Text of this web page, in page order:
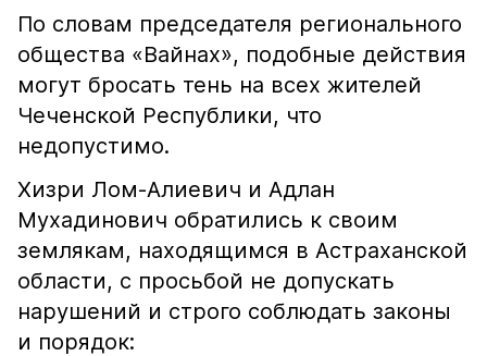
По словам председателя регионального
общества «Вайнах», подобные действия
могут бросать тень на всех жителей
Чеченской Республики, что
недопустимо.
Хизри Лом-Алиевич и Адлан
Мухадинович обратились к своим
землякам, находящимся в Астраханской
области, с просьбой не допускать
нарушений и строго соблюдать законы
и порядок: